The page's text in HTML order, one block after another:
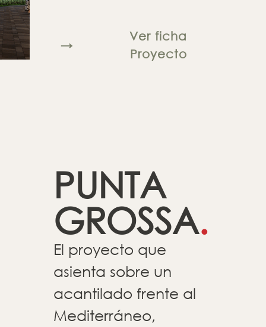
→
Ver ficha
Proyecto
PUNTA
GROSSA.
El proyecto que
asienta sobre un
acantilado frente al
Mediterráneo,